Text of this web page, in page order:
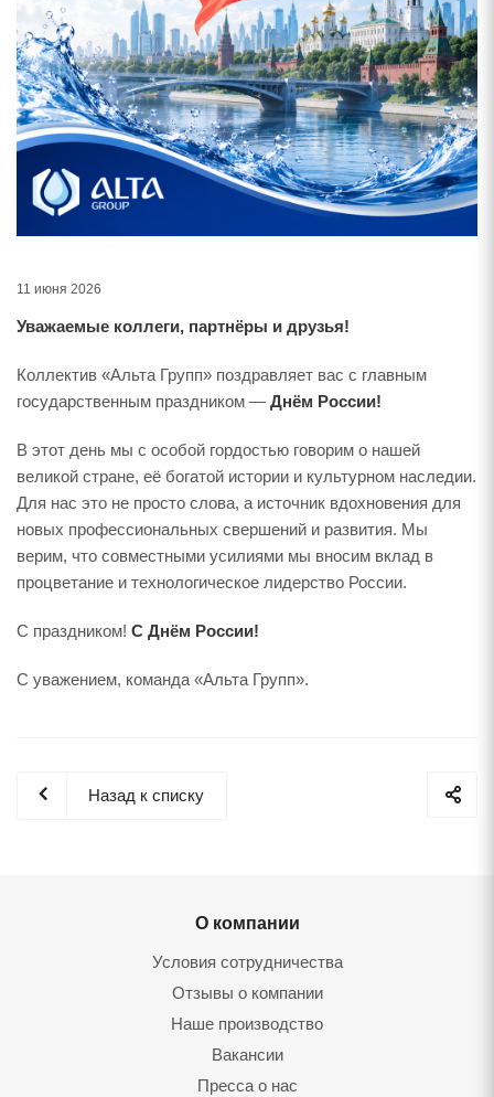
11 июня 2026
Уважаемые коллеги, партнёры и друзья!
Коллектив «Альта Групп» поздравляет вас с главным
государственным праздником — Днём России!
В этот день мы с особой гордостью говорим о нашей
великой стране, её богатой истории и культурном наследии.
Для нас это не просто слова, а источник вдохновения для
новых профессиональных свершений и развития. Мы
верим, что совместными усилиями мы вносим вклад в
процветание и технологическое лидерство России.
С праздником! С Днём России!
С уважением, команда «Альта Групп».
Назад к списку
О компании
Условия сотрудничества
Отзывы о компании
Наше производство
Вакансии
Пресса о нас